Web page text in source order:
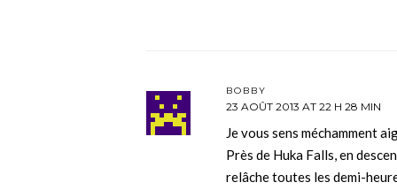
BOBBY
23 AOÛT 2013 AT 22 H 28 MIN
Je vous sens méchamment
Près de Huka Falls, en
relâche toutes les demi-